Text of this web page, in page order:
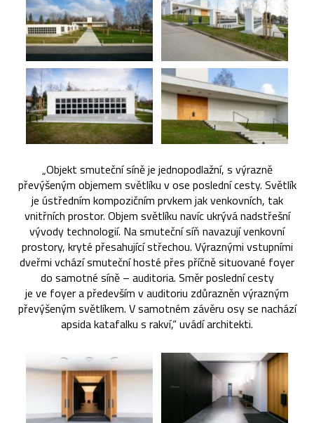
„Objekt smuteční síně je jednopodlažní, s výrazně
převýšeným objemem světlíku v ose poslední cesty. Světlík
je ústředním kompozičním prvkem jak venkovních, tak
vnitřních prostor. Objem světlíku navíc ukrývá nadstřešní
vývody technologií. Na smuteční síň navazují venkovní
prostory, kryté přesahující střechou. Výraznými vstupními
dveřmi vchází smuteční hosté přes příčně situované foyer
do samotné síně – auditoria. Směr poslední cesty
je ve foyer a především v auditoriu zdůrazněn výrazným
převýšeným světlíkem. V samotném závěru osy se nachází
apsida katafalku s rakví,“ uvádí architekti.